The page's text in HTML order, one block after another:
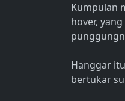
Kumpulan
hover,
Hanggar
bertukar